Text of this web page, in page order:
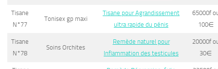
Tisane
N°77
Tonisex gp maxi
Tisane pour Agrandissement
ultra rapide du pénis
65000f
100∈
Tisane
N°78
Soins Orchites
Remède naturel pour
Inflammation des testicules
20000f
30∈